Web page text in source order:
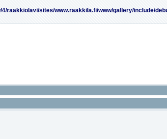
4/raakkiolavi/sites/www.raakkila.fi/www/gallery/include/